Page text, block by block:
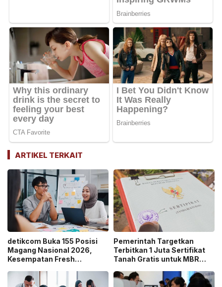
ARTIKEL TERKAIT
detikcom Buka 155 Posisi
Magang Nasional 2026,
Kesempatan Fresh
Media Digital!
Pemerintah Targetkan
Terbitkan 1 Juta Sertifikat
Tanah Gratis untuk MBR